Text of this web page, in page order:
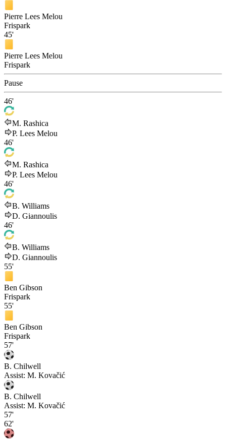
Pierre Lees Melou
Frispark
45'
Pierre Lees Melou
Frispark
Pause
46'
M. Rashica
P. Lees Melou
46'
M. Rashica
P. Lees Melou
46'
B. Williams
D. Giannoulis
46'
B. Williams
D. Giannoulis
55'
Ben Gibson
Frispark
55'
Ben Gibson
Frispark
57'
B. Chilwell
Assist: M. Kovačić
B. Chilwell
Assist: M. Kovačić
57'
62'